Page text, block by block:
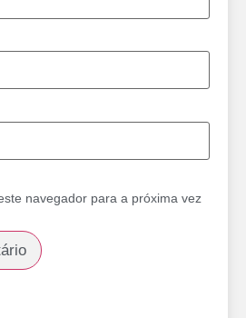
navegador para a próxima vez